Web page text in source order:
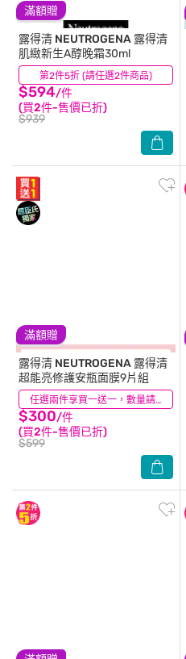
滿額贈
第2件5折 (請任選2件商品)
露得清 NEUTROGENA 露得清
肌緻新生A醇晚霜30ml
$594/件
(買2件-售價已折)
$939
(35)
滿額贈
任選兩件享買一送一，數量請選2件
露得清 NEUTROGENA 露得清
超能亮修護安瓶面膜9片組
$300/件
(買2件-售價已折)
$599
(11)